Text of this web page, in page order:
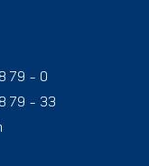
79 - 0
79 - 33